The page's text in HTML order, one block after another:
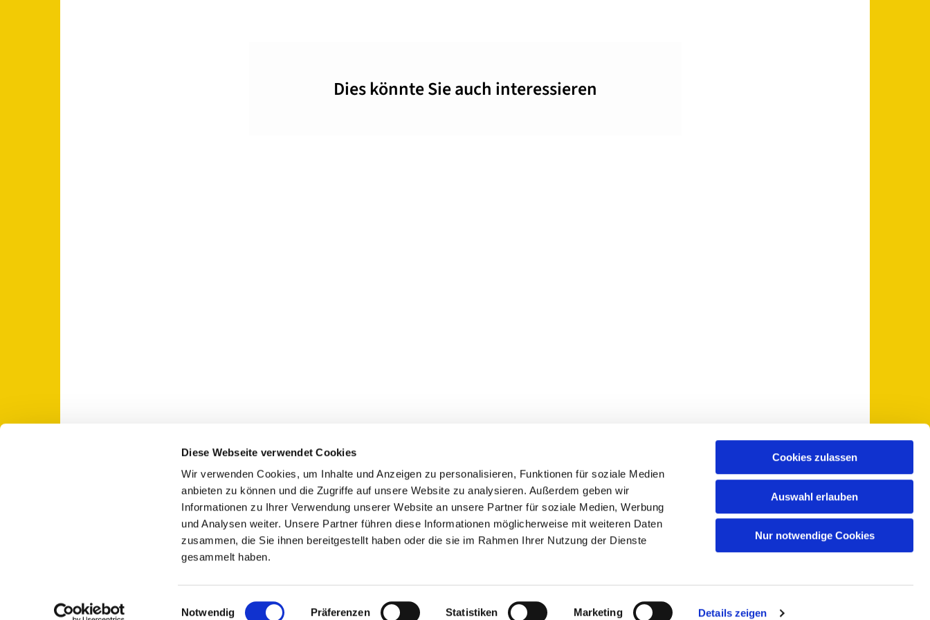
Diese Webseite verwendet Cookies
Wir verwenden Cookies, um Inhalte und Anzeigen zu personalisieren, Funktionen für soziale Medien
anbieten zu können und die Zugriffe auf unsere Website zu analysieren. Außerdem geben wir
Informationen zu Ihrer Verwendung unserer Website an unsere Partner für soziale Medien, Werbung
und Analysen weiter. Unsere Partner führen diese Informationen möglicherweise mit weiteren Daten
zusammen, die Sie ihnen bereitgestellt haben oder die sie im Rahmen Ihrer Nutzung der Dienste
gesammelt haben.
Notwendig Präferenzen Statistiken Marketing Details zeigen
Cookies zulassen
Auswahl erlauben
Nur notwendige Cookies
Dies könnte Sie auch interessieren
St. Otto: Katholische Kirche Usedom-Anklam-Greifswald · Bahnhofstr. 15, 17489 Greifswald+49 3834 5735-0
pfarramt@sankt-otto.de
Kontaktinformationen
Impressum
Hinweisgebersystem